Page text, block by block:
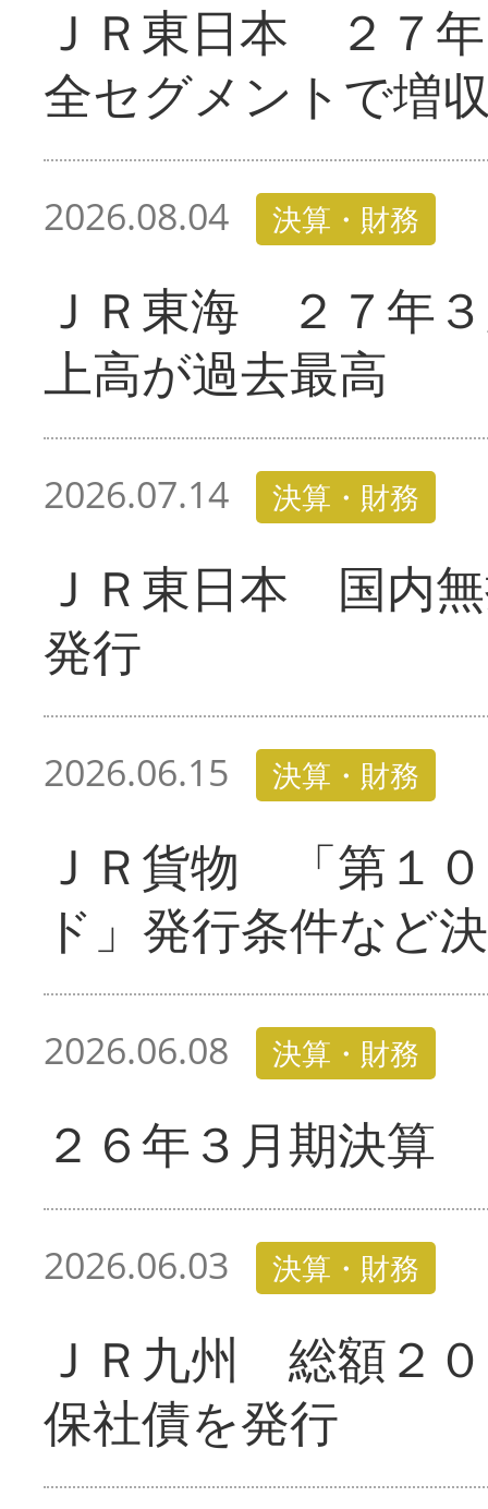
ＪＲ東日本 ２７
全セグメントで増
2026.08.04 決算・財務
ＪＲ東海 ２７年
上高が過去最高
2026.07.14 決算・財務
ＪＲ東日本 国内
発行
2026.06.15 決算・財務
ＪＲ貨物 「第１
ド」発行条件など
2026.06.08 決算・財務
２６年３月期決算
2026.06.03 決算・財務
ＪＲ九州 総額２
保社債を発行